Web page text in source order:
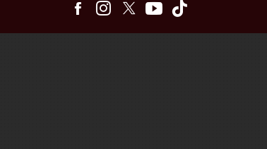
FacebookInstagram
Twitter Youtube